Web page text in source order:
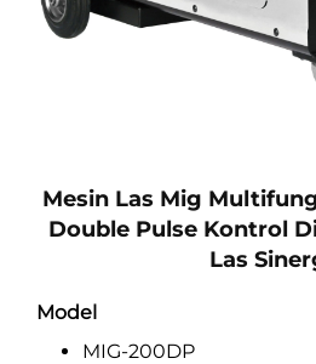
Mesin Las Mig
Double Pulse Kontrol
Las
Model
MIG-200DP